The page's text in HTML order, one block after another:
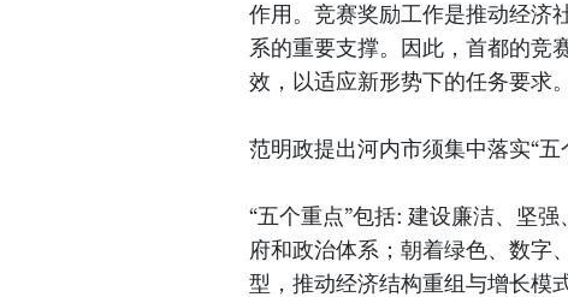
作用。竞赛奖励工作是推动经济
系的重要支撑。因此，首都的竞
效，以适应新形势下的任务要求。
范明政提出河内市须集中落实“五
“五个重点”包括: 建设廉洁、坚
府和政治体系；朝着绿色、数字
型，推动经济结构重组与增长模